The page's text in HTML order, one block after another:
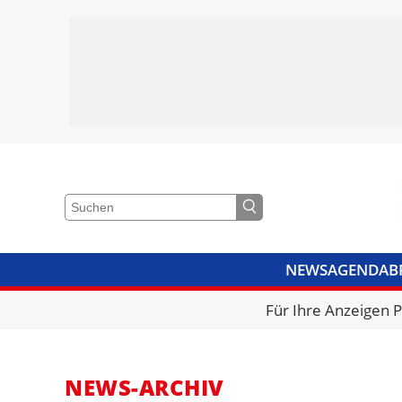
NEWSAGENDA
VIDEOSBIBLIOTHEK
Für Ihre Anzeigen
NEWS-ARCHIV